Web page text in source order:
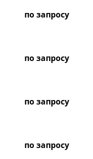
по запросу
по запросу
по запросу
по запросу